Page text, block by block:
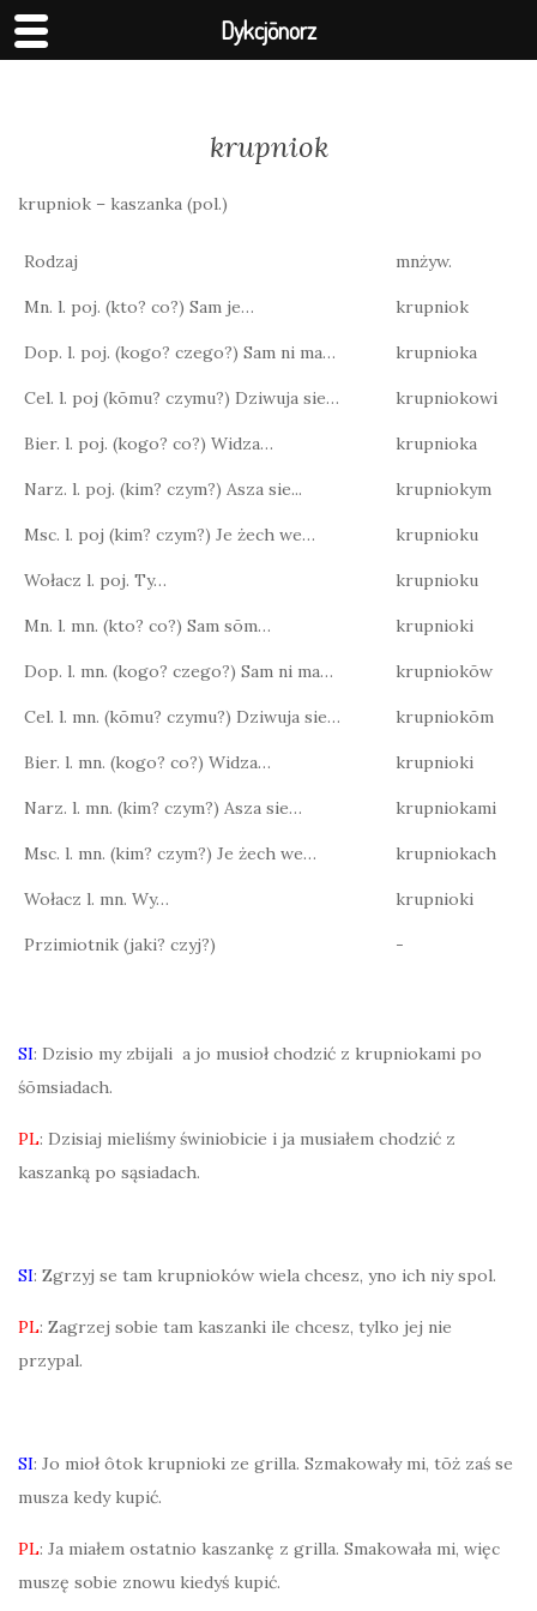
krupniok
krupniok – kaszanka (pol.)
Rodzaj mnżyw.
Mn. l. poj. (kto? co?) Sam je… krupniok
Dop. l. poj. (kogo? czego?) Sam ni ma… krupnioka
Cel. l. poj (kōmu? czymu?) Dziwuja sie… krupniokowi
Bier. l. poj. (kogo? co?) Widza… krupnioka
Narz. l. poj. (kim? czym?) Asza sie... krupniokym
Msc. l. poj (kim? czym?) Je żech we… krupnioku
Wołacz l. poj. Ty… krupnioku
Mn. l. mn. (kto? co?) Sam sōm… krupnioki
Dop. l. mn. (kogo? czego?) Sam ni ma… krupniokōw
Cel. l. mn. (kōmu? czymu?) Dziwuja sie… krupniokōm
Bier. l. mn. (kogo? co?) Widza… krupnioki
Narz. l. mn. (kim? czym?) Asza sie… krupniokami
Msc. l. mn. (kim? czym?) Je żech we… krupniokach
Wołacz l. mn. Wy… krupnioki
Przimiotnik (jaki? czyj?) -
SI: Dzisio my zbijali a jo musioł chodzić z krupniokami po
śōmsiadach.
PL: Dzisiaj mieliśmy świniobicie i ja musiałem chodzić z
kaszanką po sąsiadach.
SI: Zgrzyj se tam krupnioków wiela chcesz, yno ich niy spol.
PL: Zagrzej sobie tam kaszanki ile chcesz, tylko jej nie
przypal.
SI: Jo mioł ôtok krupnioki ze grilla. Szmakowały mi, tōż zaś se
musza kedy kupić.
PL: Ja miałem ostatnio kaszankę z grilla. Smakowała mi, więc
muszę sobie znowu kiedyś kupić.
Dykcjōnorz